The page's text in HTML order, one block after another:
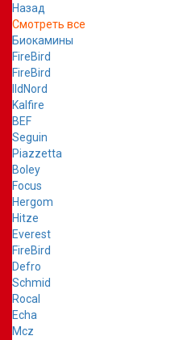
Назад
Смотреть все
Биокамины
FireBird
FireBird
IldNord
Kalfire
BEF
Seguin
Piazzetta
Boley
Focus
Hergom
Hitze
Everest
FireBird
Defro
Schmid
Rocal
Echa
Mcz